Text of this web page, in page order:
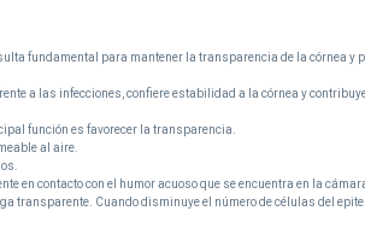
fundamental para mantener la transparencia de la córnea y
a las infecciones, confiere estabilidad a la córnea y
función es favorecer la transparencia.
al aire.
en contacto con el humor acuoso que se encuentra en la
transparente. Cuando disminuye el número de células del